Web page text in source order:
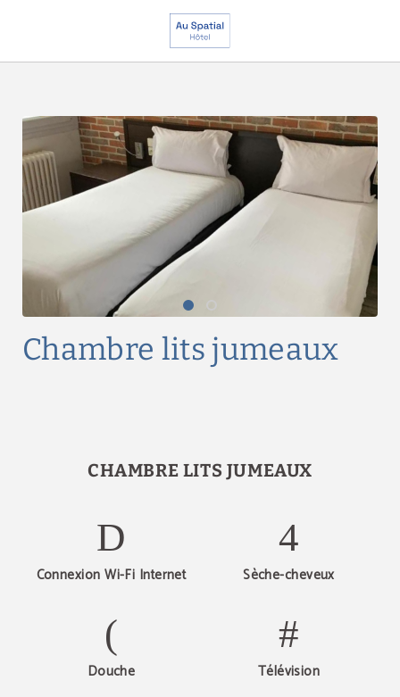
Chambre lits jumeaux
CHAMBRE LITS JUMEAUX
Connexion Wi-Fi Internet Sèche-cheveux
Douche Télévision